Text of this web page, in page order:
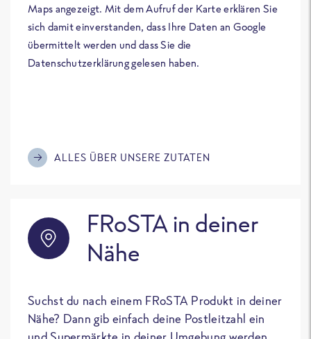
Maps angezeigt. Mit dem Aufruf der Karte erklären Sie
sich damit einverstanden, dass Ihre Daten an Google
übermittelt werden und dass Sie die
Datenschutzerklärung gelesen haben.
ALLES ÜBER UNSERE ZUTATEN
FRoSTA in deiner
Nähe
Suchst du nach einem FRoSTA Produkt in deiner
Nähe? Dann gib einfach deine Postleitzahl ein